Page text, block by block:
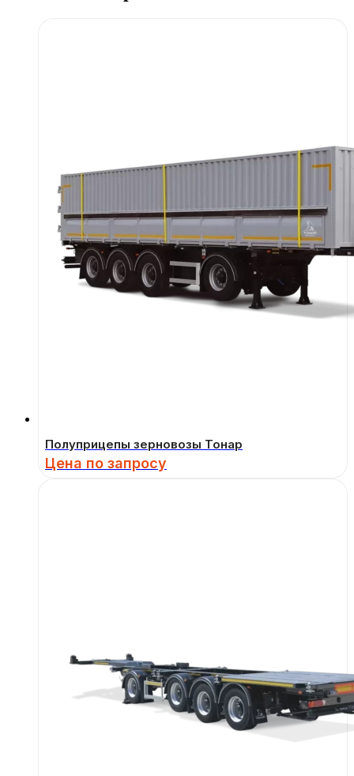
Полуприцепы зерновозы Тонар
Цена по запросу